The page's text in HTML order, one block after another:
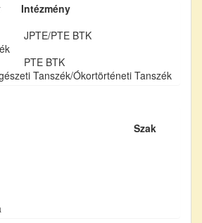
Intézmény
JPTE/PTE BTK
PTE BTK
Tanszék/Ókortörténeti Tanszék
Szak